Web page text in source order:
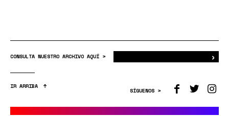
CONSULTA NUESTRO ARCHIVO AQUÍ > ›
IR ARRIBA
SÍGUENOS >